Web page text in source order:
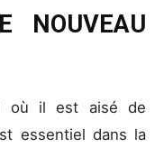
NOUVEAU
où il est aisé de
essentiel dans la